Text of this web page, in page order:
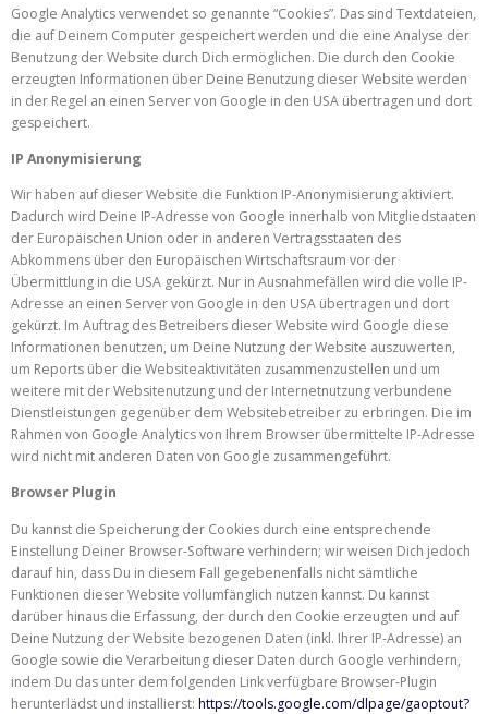
Google Analytics verwendet so genannte “Cookies”. Das sind Textdateien,
die auf Deinem Computer gespeichert werden und die eine Analyse der
Benutzung der Website durch Dich ermöglichen. Die durch den Cookie
erzeugten Informationen über Deine Benutzung dieser Website werden
in der Regel an einen Server von Google in den USA übertragen und dort
gespeichert.
IP Anonymisierung
Wir haben auf dieser Website die Funktion IP-Anonymisierung aktiviert.
Dadurch wird Deine IP-Adresse von Google innerhalb von Mitgliedstaaten
der Europäischen Union oder in anderen Vertragsstaaten des
Abkommens über den Europäischen Wirtschaftsraum vor der
Übermittlung in die USA gekürzt. Nur in Ausnahmefällen wird die volle IP-
Adresse an einen Server von Google in den USA übertragen und dort
gekürzt. Im Auftrag des Betreibers dieser Website wird Google diese
Informationen benutzen, um Deine Nutzung der Website auszuwerten,
um Reports über die Websiteaktivitäten zusammenzustellen und um
weitere mit der Websitenutzung und der Internetnutzung verbundene
Dienstleistungen gegenüber dem Websitebetreiber zu erbringen. Die im
Rahmen von Google Analytics von Ihrem Browser übermittelte IP-Adresse
wird nicht mit anderen Daten von Google zusammengeführt.
Browser Plugin
Du kannst die Speicherung der Cookies durch eine entsprechende
Einstellung Deiner Browser-Software verhindern; wir weisen Dich jedoch
darauf hin, dass Du in diesem Fall gegebenenfalls nicht sämtliche
Funktionen dieser Website vollumfänglich nutzen kannst. Du kannst
darüber hinaus die Erfassung, der durch den Cookie erzeugten und auf
Deine Nutzung der Website bezogenen Daten (inkl. Ihrer IP-Adresse) an
Google sowie die Verarbeitung dieser Daten durch Google verhindern,
indem Du das unter dem folgenden Link verfügbare Browser-Plugin
herunterlädst und installierst: https://tools.google.com/dlpage/gaoptout?